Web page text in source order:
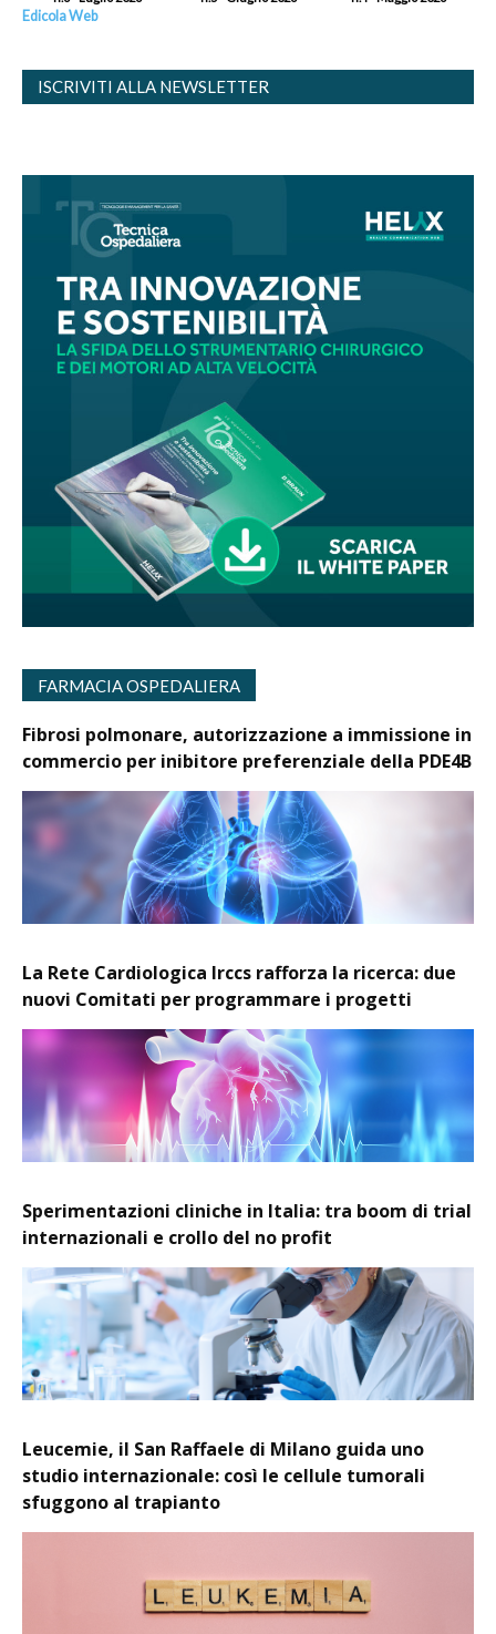
Edicola Web
ISCRIVITI ALLA NEWSLETTER
FARMACIA OSPEDALIERA
Fibrosi polmonare, autorizzazione a immissione in
commercio per inibitore preferenziale della PDE4B
La Rete Cardiologica Irccs rafforza la ricerca: due
nuovi Comitati per programmare i progetti
Sperimentazioni cliniche in Italia: tra boom di trial
internazionali e crollo del no profit
Leucemie, il San Raffaele di Milano guida uno
studio internazionale: così le cellule tumorali
sfuggono al trapianto